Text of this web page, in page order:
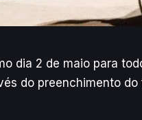
dia 2 de maio para
do preenchimento